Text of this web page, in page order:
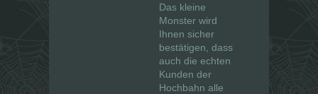
Das kleine
Monster wird
Ihnen sicher
bestätigen, dass
auch die echten
Kunden der
Hochbahn alle